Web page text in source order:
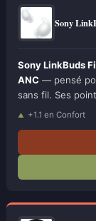
Sony
Sony LinkBuds
ANC — pensé
sans fil. Ses
+1.1 en Confort